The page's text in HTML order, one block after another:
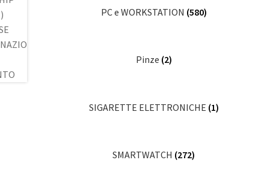
PC e WORKSTATION (580)
Pinze (2)
SIGARETTE ELETTRONICHE (1)
SMARTWATCH (272)